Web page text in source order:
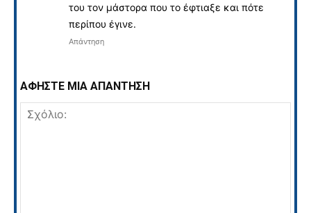
του τον μάστορα που το έφτιαξε και πότε
περίπου έγινε.
Απάντηση
ΑΦΗΣΤΕ ΜΙΑ ΑΠΑΝΤΗΣΗ